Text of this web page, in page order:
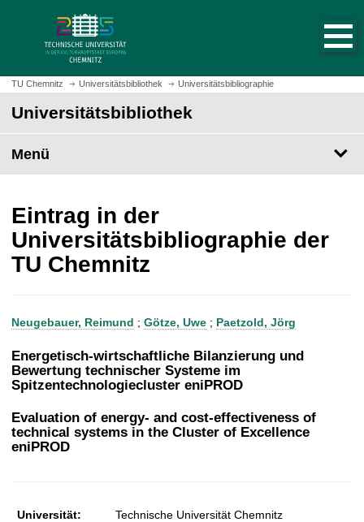
z
m
t
e
i
t
u
f
r
u
TU Chemnitz Universitätsbibliothek Universitätsbibliographie
Universitätsbibliothek
Menü
Eintrag in der
Universitätsbibliographie der
TU Chemnitz
Neugebauer, Reimund ; Götze, Uwe ; Paetzold, Jörg
Energetisch-wirtschaftliche Bilanzierung und
Bewertung technischer Systeme im
Spitzentechnologiecluster eniPROD
Evaluation of energy- and cost-effectiveness of
technical systems in the Cluster of Excellence
eniPROD
Universität: Technische Universität Chemnitz